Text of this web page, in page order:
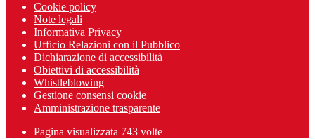
Cookie policy
Note legali
Informativa Privacy
Ufficio Relazioni con il Pubblico
Dichiarazione di accessibilità
Obiettivi di accessibilità
Whistleblowing
Gestione consensi cookie
Amministrazione trasparente
Pagina visualizzata 743 volte